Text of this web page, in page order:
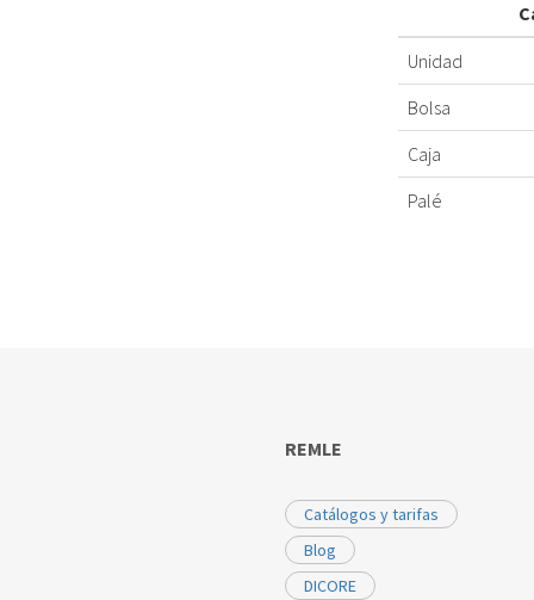
Unidad
Bolsa
Caja
Palé
REMLE
Catálogos y tarifas
Blog
DICORE